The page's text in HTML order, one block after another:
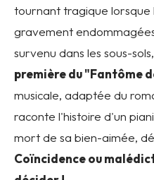
tournant tragique lorsque
gravement
survenu dans les sous-sols,
première du "Fantôme
musicale, adaptée du
raconte l'histoire d'un
mort de sa bien-aimée,
Coïncidence ou